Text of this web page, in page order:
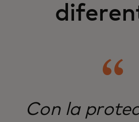
Con la